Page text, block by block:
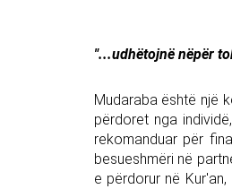
"...udhëtojnë nëpër
Mudaraba është një
përdoret nga
rekomanduar për
besueshmëri në
e përdorur në